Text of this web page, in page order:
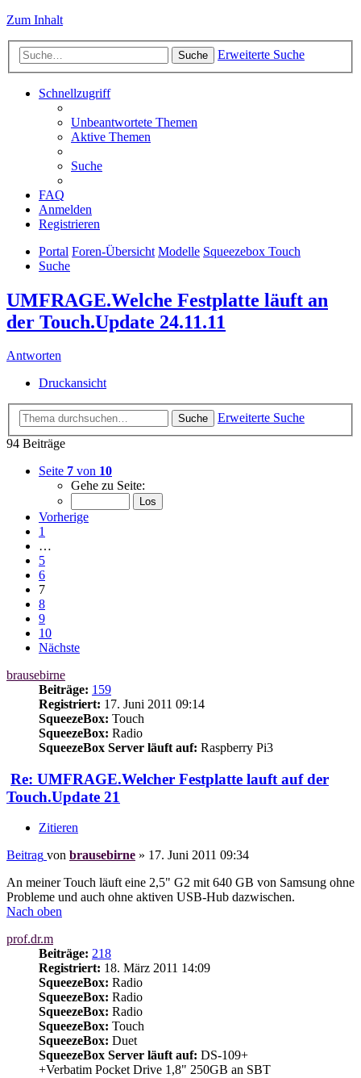
Zum Inhalt
Suche Erweiterte Suche
Schnellzugriff
Unbeantwortete Themen
Aktive Themen
Suche
FAQ
Anmelden
Registrieren
Portal Foren-Übersicht Modelle Squeezebox Touch
Suche
UMFRAGE.Welche Festplatte läuft an
der Touch.Update 24.11.11
Antworten
Druckansicht
Suche
Erweiterte Suche
94 Beiträge
Seite 7 von 10
Gehe zu Seite:
Vorherige
1
…
5
6
7
8
9
10
Nächste
brausebirne
Beiträge: 159
Registriert: 17. Juni 2011 09:14
SqueezeBox: Touch
SqueezeBox: Radio
SqueezeBox Server läuft auf: Raspberry Pi3
Re: UMFRAGE.Welcher Festplatte lauft auf der
Touch.Update 21
Zitieren
Beitrag von brausebirne » 17. Juni 2011 09:34
An meiner Touch läuft eine 2,5" G2 mit 640 GB von Samsung ohne
Probleme und auch ohne aktiven USB-Hub dazwischen.
Nach oben
prof.dr.m
Beiträge: 218
Registriert: 18. März 2011 14:09
SqueezeBox: Radio
SqueezeBox: Radio
SqueezeBox: Radio
SqueezeBox: Touch
SqueezeBox: Duet
SqueezeBox Server läuft auf: DS-109+
+Verbatim Pocket Drive 1,8" 250GB an SBT